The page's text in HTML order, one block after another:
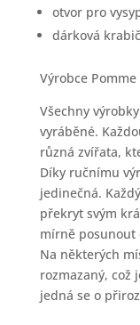
otvor pro
dárková
Výrobce
Všechny
vyráběné.
různá zvířata,
Díky ručnímu
jedinečná.
překryt svým
mírně posunout
Na některých
rozmazaný, což
jedná se o